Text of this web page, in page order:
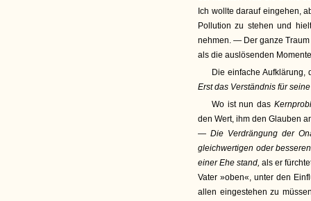
Ich wollte darauf eingehen,
Pollution zu stehen und
nehmen. — Der ganze
als die auslösenden
Die einfache Aufklärung,
Erst das Verständnis für
Wo ist nun das
den Wert, ihm den Glauben
— Die Verdrängung der
gleichwertigen oder
einer Ehe stand,als er
Vater »oben«, unter den
allen eingestehen zu